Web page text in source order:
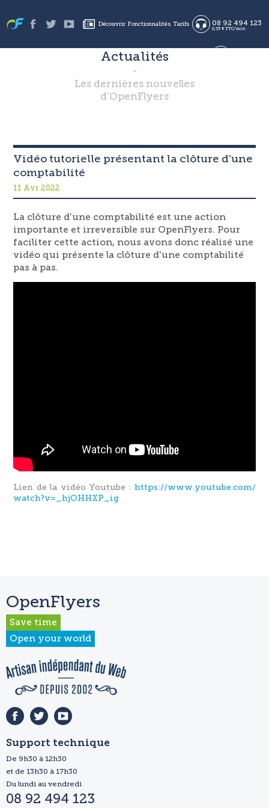
Découvrir Fonctionnalités Tarifs 08 92 494 123
0,35 € TTC/min
es
fr
Actualités
Les dernières nouvelles
d'OpenFlyers
Vidéo tutorielle présentant la clôture d'une
comptabilité
11 Avr 2022
La clôture d'une comptabilité est une action
importante et irreversible sur OpenFlyers. Pour
faciliter cette action, nous avons donc réalisé une
vidéo qui présente la clôture d'une comptabilité
pas à pas.
Lien de la vidéo Youtube : https://www.youtube.com/
watch?v=_hjOHHXP_ig
OpenFlyers
Save time
Open your world
Support technique
De 9h30 à 12h30
et de 13h30 à 17h30
Du lundi au vendredi
08 92 494 123